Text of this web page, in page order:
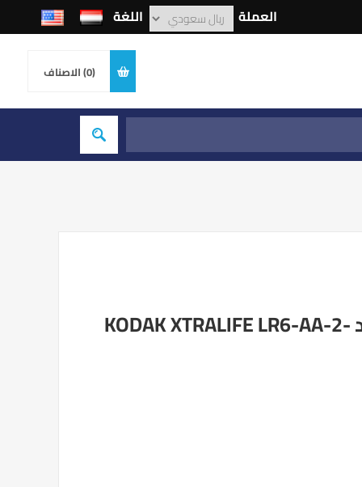
العملة اللغة
(0) الاصناف
طقم بطاريات اصبع كوداك اسود KODAK XTRALIFE LR6-AA-2-